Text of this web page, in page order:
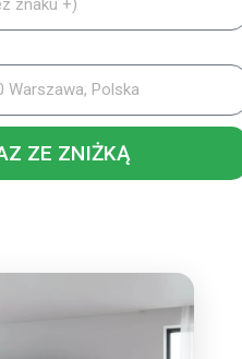
ZE ZNIŻKĄ